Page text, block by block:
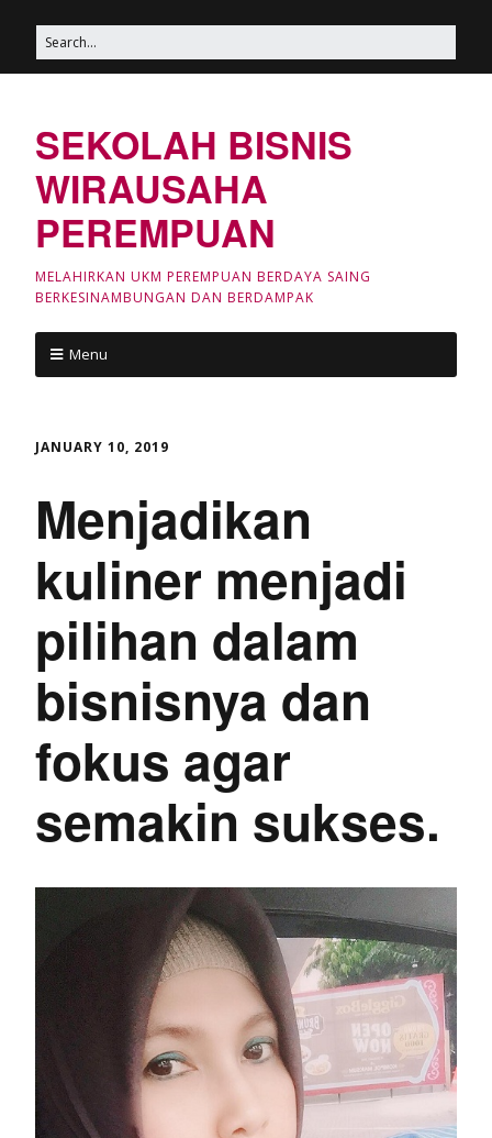
SEKOLAH BISNIS
WIRAUSAHA
PEREMPUAN
MELAHIRKAN UKM PEREMPUAN BERDAYA SAING
BERKESINAMBUNGAN DAN BERDAMPAK
Menu
JANUARY 10, 2019
Menjadikan
kuliner menjadi
pilihan dalam
bisnisnya dan
fokus agar
semakin sukses.